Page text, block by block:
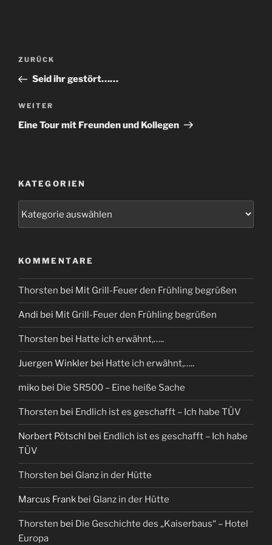
Beitragsnavigation
Vorheriger
Beitrag
ZURÜCK
Seid ihr gestört……
Nächster
Beitrag
WEITER
Eine Tour mit Freunden und Kollegen
KATEGORIEN
KOMMENTARE
Thorsten bei Mit Grill-Feuer den Frühling begrüßen
Andi bei Mit Grill-Feuer den Frühling begrüßen
Thorsten bei Hatte ich erwähnt,…..
Juergen Winkler bei Hatte ich erwähnt,…..
miko bei Die SR500 – Eine heiße Sache
Thorsten bei Endlich ist es geschafft – Ich habe TÜV
Norbert Pötschl bei Endlich ist es geschafft – Ich habe
TÜV
Thorsten bei Glanz in der Hütte
Marcus Frank bei Glanz in der Hütte
Thorsten bei Die Geschichte des „Kaiserbaus“ – Hotel
Europa